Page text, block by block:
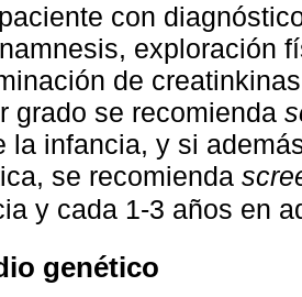
con
exploración
de
grado se recomienda
la infancia, y si
se recomienda
y cada 1-3 años en
genético